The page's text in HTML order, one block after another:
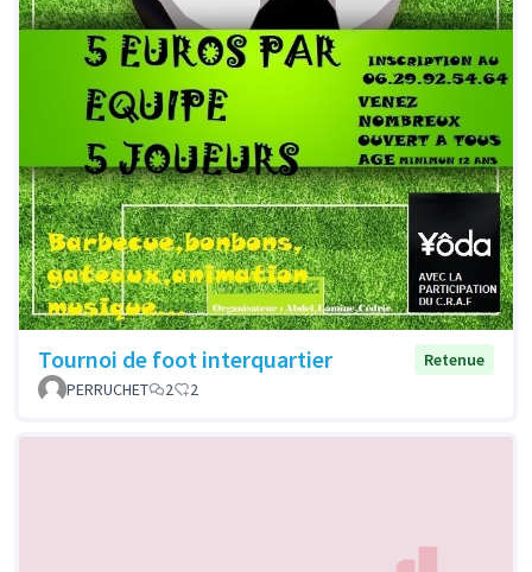
Tournoi de foot interquartier
Retenue
PERRUCHET
2 2